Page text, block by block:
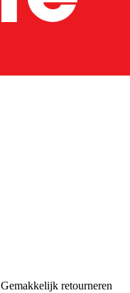
Gemakkelijk retourneren